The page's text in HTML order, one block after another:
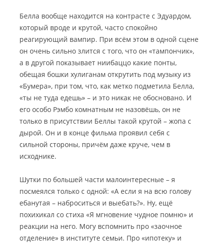
Белла вообще находится на контрасте с Эдуардом,
который вроде и крутой, часто спокойно
реагирующий вампир. При всём этом в одной сцене
он очень сильно злится с того, что он «тампончик»,
а в другой показывает ниибаццо какие понты,
обещая бошки хулиганам открутить под музыку из
«Бумера», при том, что, как метко подметила Белла,
«ты не туда едешь» – и это никак не обосновано. И
его особо Рэмбо комнатным не назовёшь, он не
только в присутствии Беллы такой крутой – жопа с
дырой. Он и в конце фильма проявил себя с
сильной стороны, причём даже круче, чем в
исходнике.
Шутки по большей части малоинтересные – я
посмеялся только с одной: «А если я на всю голову
ебанутая – наброситься и выебать?». Ну, ещё
похихикал со стиха «Я мгновение чудное помню» и
реакции на него. Могу вспомнить про «заочное
отделение» в институте семьи. Про «ипотеку» и